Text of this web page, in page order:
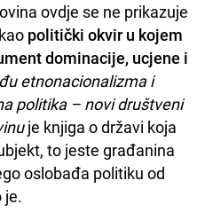
ovdje se ne prikazuje
politički okvir u kojem
dominacije, ucjene i
etnonacionalizma i
politika – novi društveni
je knjiga o državi koja
to jeste građanina
oslobađa politiku od
je.